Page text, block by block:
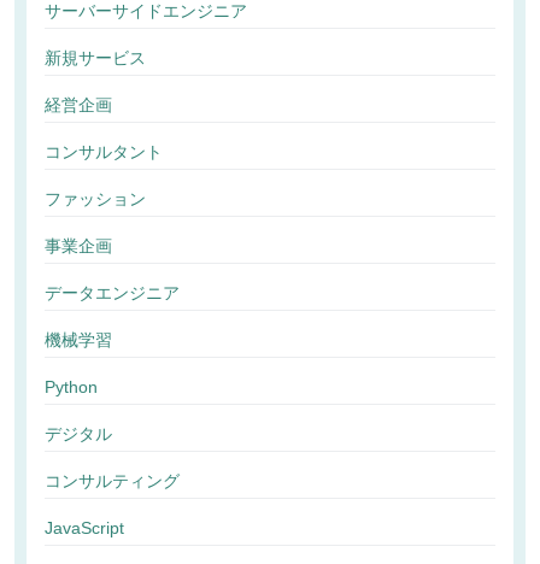
サーバーサイドエンジニア
新規サービス
経営企画
コンサルタント
ファッション
事業企画
データエンジニア
機械学習
Python
デジタル
コンサルティング
JavaScript